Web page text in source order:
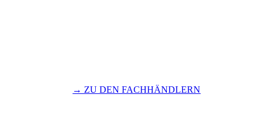
→ ZU DEN FACHHÄNDLERN